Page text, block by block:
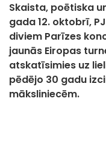
Skaista, poētiska
gada 12. oktobrī,
diviem Parīzes
jaunās Eiropas
atskatīsimies uz
pēdējo 30 gadu
māksliniecēm.